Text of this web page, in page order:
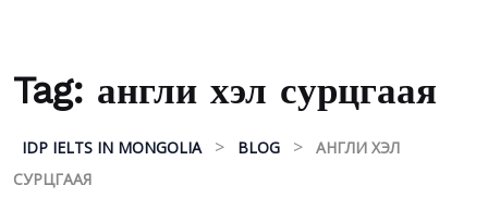
Tag: англи хэл сурцгаая
IDP IELTS IN MONGOLIA > BLOG >
АНГЛИ ХЭЛ
СУРЦГААЯ